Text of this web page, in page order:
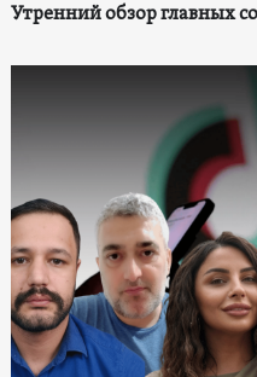
Утренний обзор главных